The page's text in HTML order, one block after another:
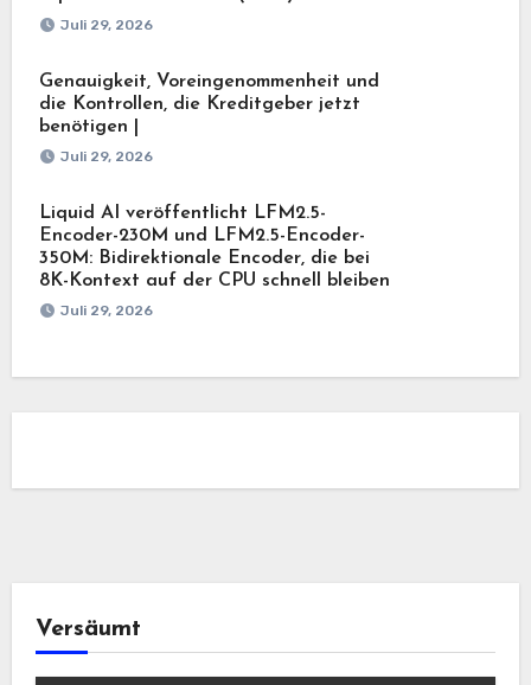
Juli 29, 2026
Genauigkeit, Voreingenommenheit und
die Kontrollen, die Kreditgeber jetzt
benötigen |
Juli 29, 2026
Liquid AI veröffentlicht LFM2.5-
Encoder-230M und LFM2.5-Encoder-
350M: Bidirektionale Encoder, die bei
8K-Kontext auf der CPU schnell bleiben
Juli 29, 2026
Versäumt